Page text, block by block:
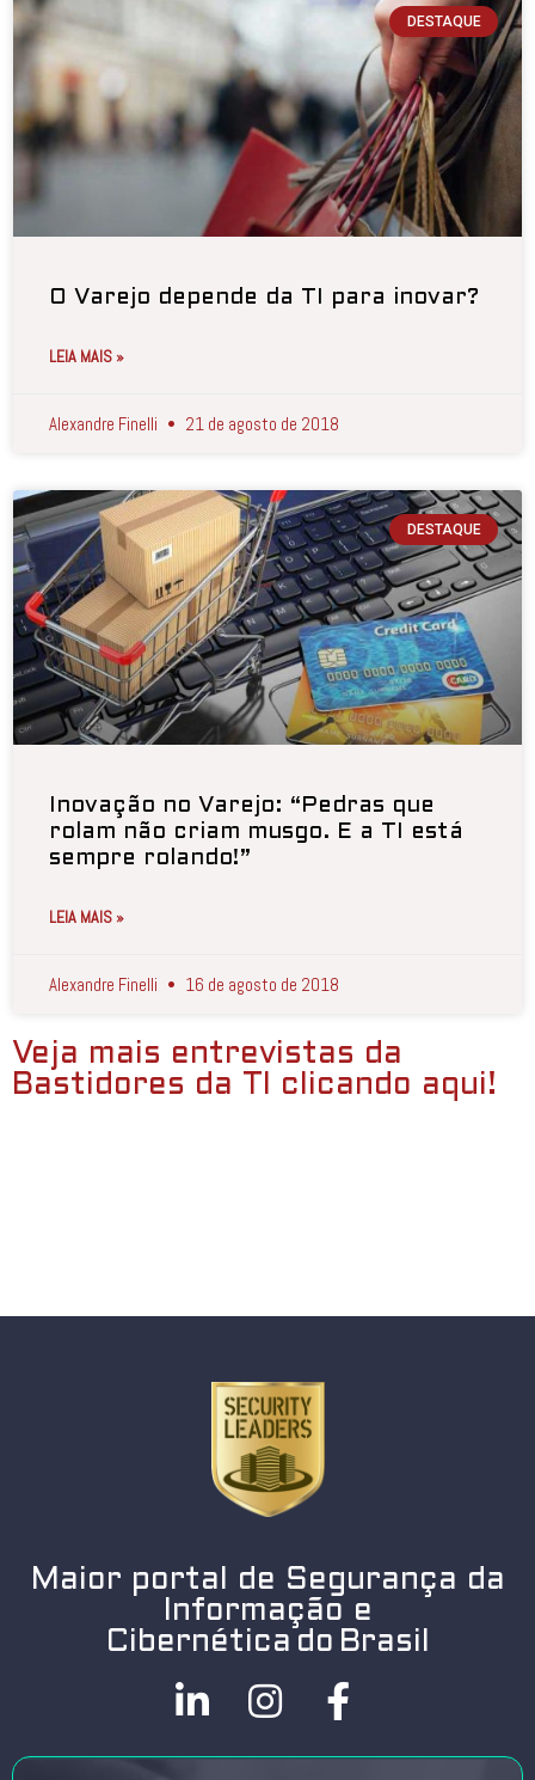
DESTAQUE
O Varejo depende da TI para inovar?
LEIA MAIS »
Alexandre Finelli 21 de agosto de 2018
DESTAQUE
Inovação no Varejo: “Pedras que
rolam não criam musgo. E a TI está
sempre rolando!”
LEIA MAIS »
Alexandre Finelli 16 de agosto de 2018
Veja mais entrevistas da
Bastidores da TI clicando aqui!
Maior portal de Segurança da
Informação e
Cibernética do Brasil